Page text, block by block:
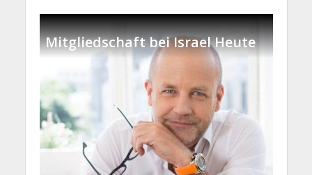
Mitgliedschaft bei Israel Heute